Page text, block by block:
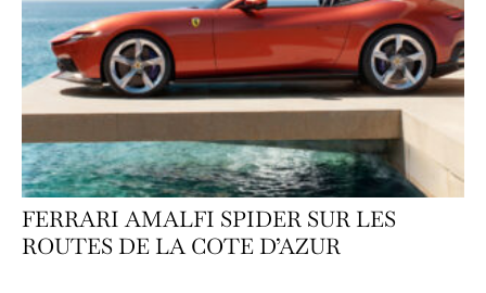
FERRARI AMALFI SPIDER SUR LES
ROUTES DE LA COTE D’AZUR